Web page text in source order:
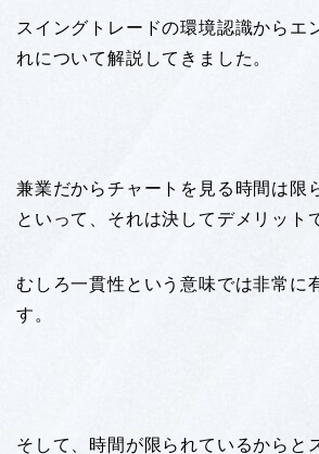
スイングトレードの環境認識からエ
れについて解説してきました。
兼業だからチャートを見る時間は限
といって、それは決してデメリット
むしろ一貫性という意味では非常に
す。
そして、時間が限られているからと